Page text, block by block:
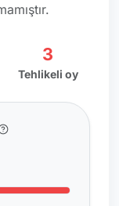
3
Tehlikeli oy